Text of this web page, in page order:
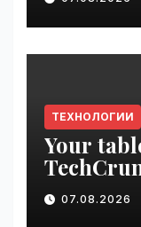
ТЕХНОЛОГИИ
Your
be seen
07.08.2026